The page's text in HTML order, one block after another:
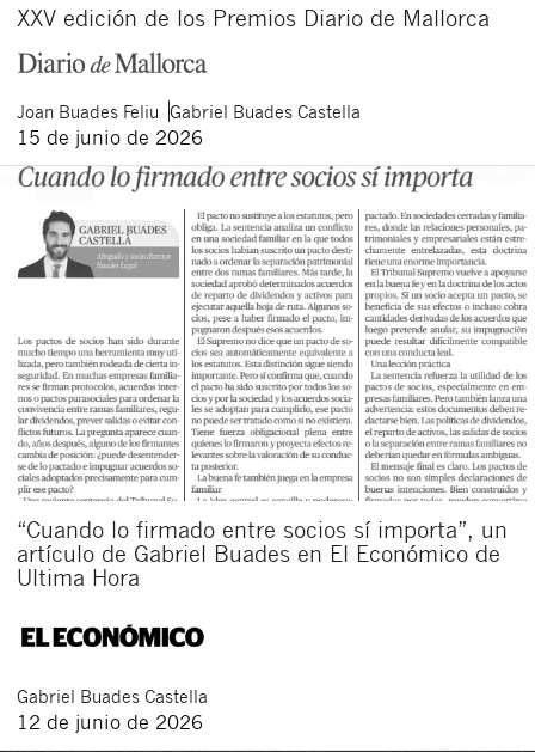
XXV edición de los Premios Diario de Mallorca
Joan Buades Feliu Gabriel Buades Castella
15 de junio de 2026
“Cuando lo firmado entre socios sí importa”, un
artículo de Gabriel Buades en El Económico de
Ultima Hora
Gabriel Buades Castella
12 de junio de 2026